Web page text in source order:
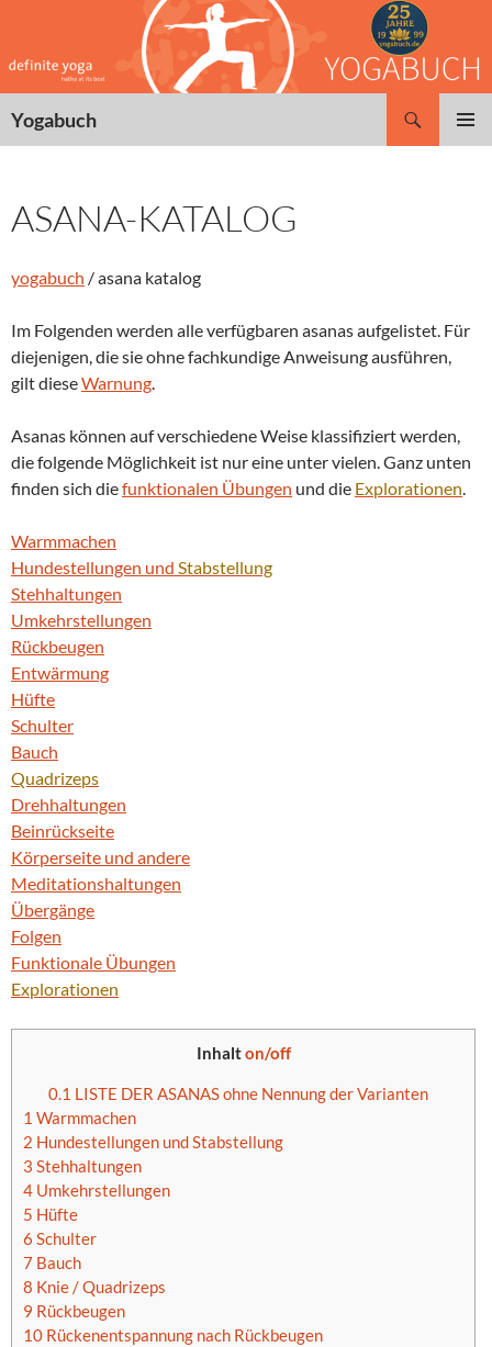
springen
Yogabuch
ASANA-KATALOG
yogabuch / asana katalog
Im Folgenden werden alle verfügbaren asanas aufgelistet. Für
diejenigen, die sie ohne fachkundige Anweisung ausführen,
gilt dieseWarnung.
Asanas können auf verschiedene Weise klassifiziert werden,
die folgende Möglichkeit ist nur eine unter vielen. Ganz unten
finden sich diefunktionalen Übungen und die Explorationen.
Warmmachen
Hundestellungen und Stabstellung
Stehhaltungen
Umkehrstellungen
Rückbeugen
Entwärmung
Hüfte
Schulter
Bauch
Quadrizeps
Drehhaltungen
Beinrückseite
Körperseite und andere
Meditationshaltungen
Übergänge
Folgen
Funktionale Übungen
Explorationen
Inhalton/off
0.1 LISTE DER ASANAS ohne Nennung der Varianten
1 Warmmachen
2 Hundestellungen und Stabstellung
3 Stehhaltungen
4 Umkehrstellungen
5 Hüfte
6 Schulter
7 Bauch
8 Knie / Quadrizeps
9 Rückbeugen
10 Rückenentspannung nach Rückbeugen